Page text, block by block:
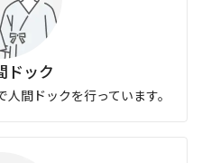
ドック
間ドックを行っています。